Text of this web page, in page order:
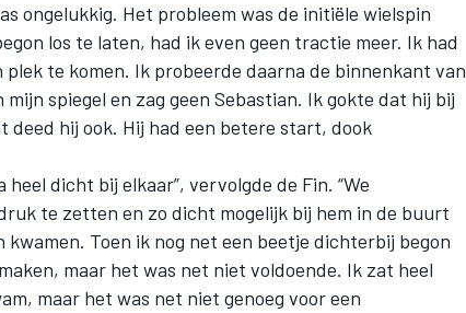
ongelukkig. Het probleem was de initiële wielspin
los te laten, had ik even geen tractie meer. Ik had
te komen. Ik probeerde daarna de binnenkant van
spiegel en zag geen Sebastian. Ik gokte dat hij bij
deed hij ook. Hij had een betere start, dook
dicht bij elkaar”, vervolgde de Fin. “We
te zetten en zo dicht mogelijk bij hem in de buurt
Toen ik nog net een beetje dichterbij begon
maar het was net niet voldoende. Ik zat heel
maar het was net niet genoeg voor een